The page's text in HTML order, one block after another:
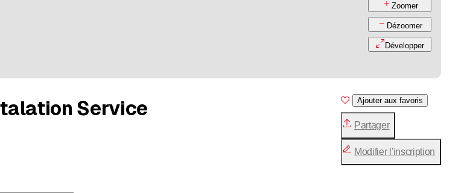
Zoomer
Dézoomer
Développer
Service Ajouter aux favoris
Partager
Modifier l'inscription